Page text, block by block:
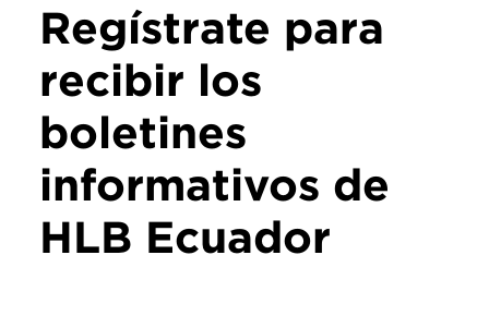
Regístrate para
recibir los
boletines
informativos de
HLB Ecuador